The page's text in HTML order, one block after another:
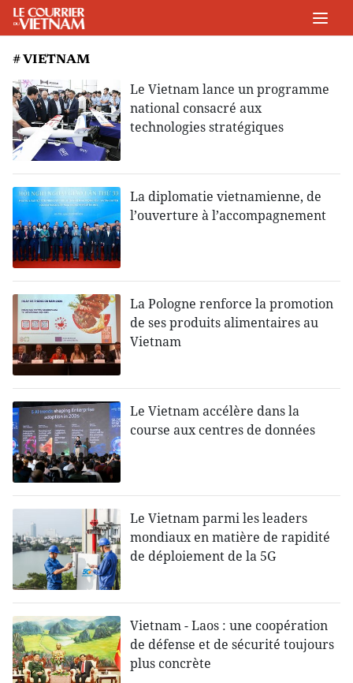
# VIETNAM
Le Vietnam lance un programme
national consacré aux
technologies stratégiques
La diplomatie vietnamienne, de
l’ouverture à l’accompagnement
La Pologne renforce la promotion
de ses produits alimentaires au
Vietnam
Le Vietnam accélère dans la
course aux centres de données
Le Vietnam parmi les leaders
mondiaux en matière de rapidité
de déploiement de la 5G
Vietnam - Laos : une coopération
de défense et de sécurité toujours
plus concrète